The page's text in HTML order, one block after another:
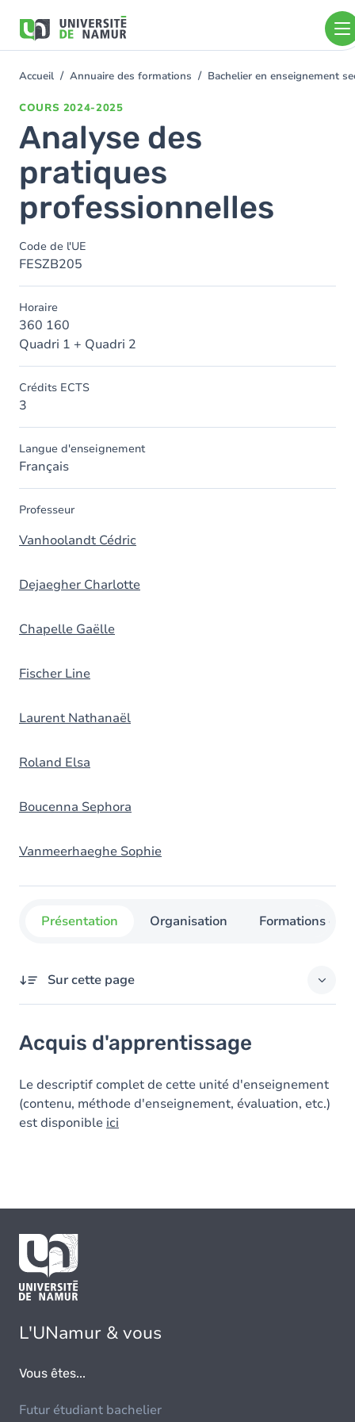
contenu
You
Accueil Annuaire des formations Bachelier en enseignement
COURS 2024-2025
Analyse des
pratiques
professionnelles
Code de l'UE
FESZB205
Horaire
360 160
Quadri 1 + Quadri 2
Crédits ECTS
3
Langue d'enseignement
Français
Professeur
Vanhoolandt Cédric
Dejaegher Charlotte
Chapelle Gaëlle
Fischer Line
Laurent Nathanaël
Roland Elsa
Boucenna Sephora
Vanmeerhaeghe Sophie
Présentation Organisation Formations
Sur cette page
Acquis d'apprentissage
Le descriptif complet de cette unité d'enseignement
(contenu, méthode d'enseignement, évaluation, etc.)
est disponible ici
L'UNamur & vous
Vous êtes...
Futur étudiant bachelier